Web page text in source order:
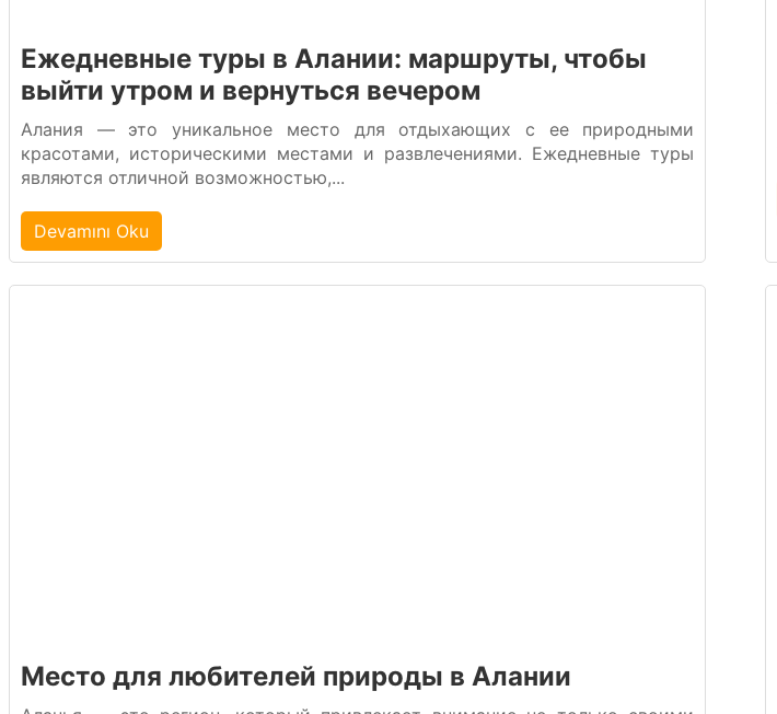
Ежедневные туры в Алании: маршруты, чтобы
выйти утром и вернуться вечером
Алания — это уникальное место для отдыхающих с ее природными
красотами, историческими местами и развлечениями. Ежедневные туры
являются отличной возможностью,...
Devamını Oku
Место для любителей природы в Алании